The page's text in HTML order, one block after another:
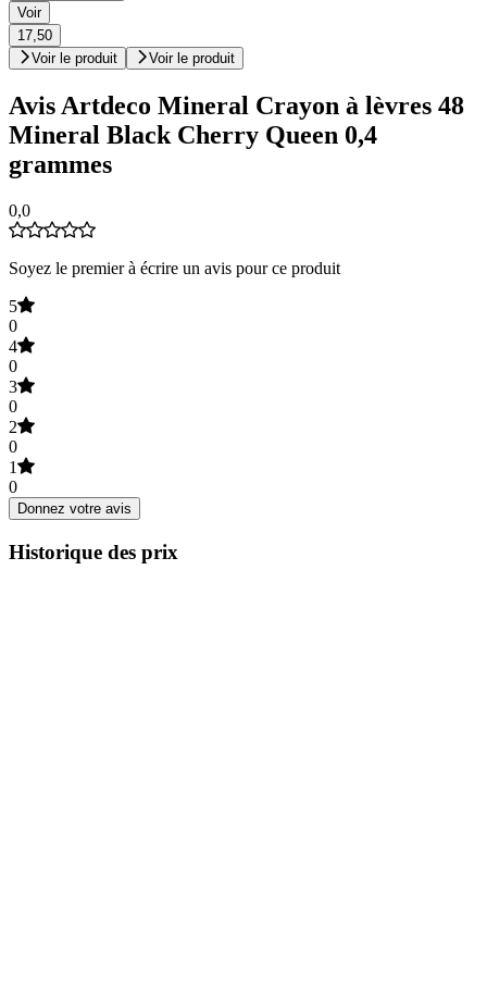
Voir
17,50
Voir le produit
Voir le produit
Avis Artdeco Mineral Crayon à lèvres 48
Mineral Black Cherry Queen 0,4
grammes
0,0
Soyez le premier à écrire un avis pour ce produit
5
0
4
0
3
0
2
0
1
0
Donnez votre avis
Historique des prix